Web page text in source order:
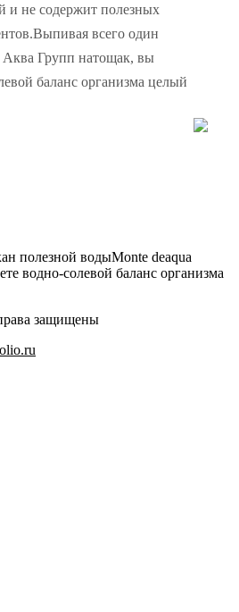
и не содержит полезных
всего один
Аква Групп натощак, вы
баланс организма целый
полезной водыMonte deaqua
водно-солевой баланс организма
защищены